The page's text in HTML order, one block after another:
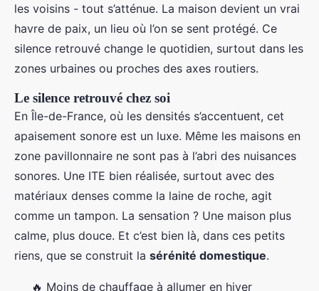
les voisins - tout s’atténue. La maison devient un vrai
havre de paix, un lieu où l’on se sent protégé. Ce
silence retrouvé change le quotidien, surtout dans les
zones urbaines ou proches des axes routiers.
Le silence retrouvé chez soi
En Île-de-France, où les densités s’accentuent, cet
apaisement sonore est un luxe. Même les maisons en
zone pavillonnaire ne sont pas à l’abri des nuisances
sonores. Une ITE bien réalisée, surtout avec des
matériaux denses comme la laine de roche, agit
comme un tampon. La sensation ? Une maison plus
calme, plus douce. Et c’est bien là, dans ces petits
riens, que se construit la sérénité domestique.
🔥 Moins de chauffage à allumer en hiver